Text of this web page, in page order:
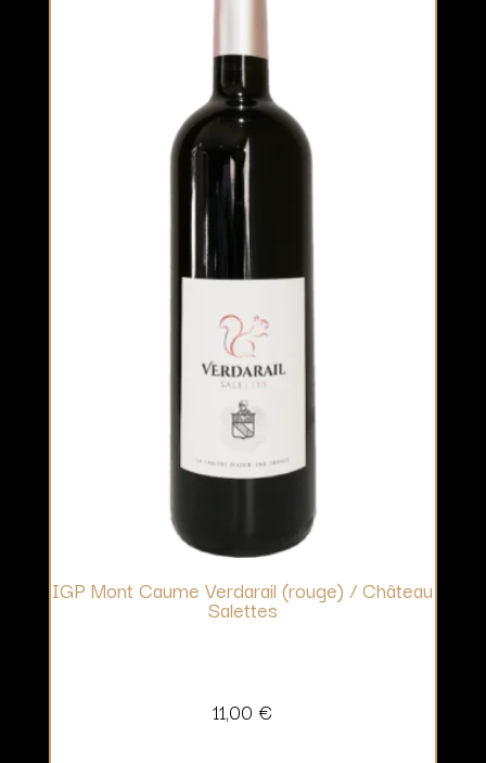
IGP Mont Caume Verdarail (rouge) / Château
Salettes
11,00 €